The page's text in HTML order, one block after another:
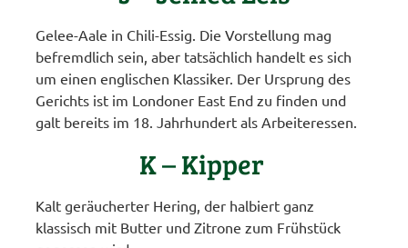
Gelee-Aale in Chili-Essig. Die Vorstellung mag
befremdlich sein, aber tatsächlich handelt es sich
um einen englischen Klassiker. Der Ursprung des
Gerichts ist im Londoner East End zu finden und
galt bereits im 18. Jahrhundert als Arbeiteressen.
K – Kipper
Kalt geräucherter Hering, der halbiert ganz
klassisch mit Butter und Zitrone zum Frühstück